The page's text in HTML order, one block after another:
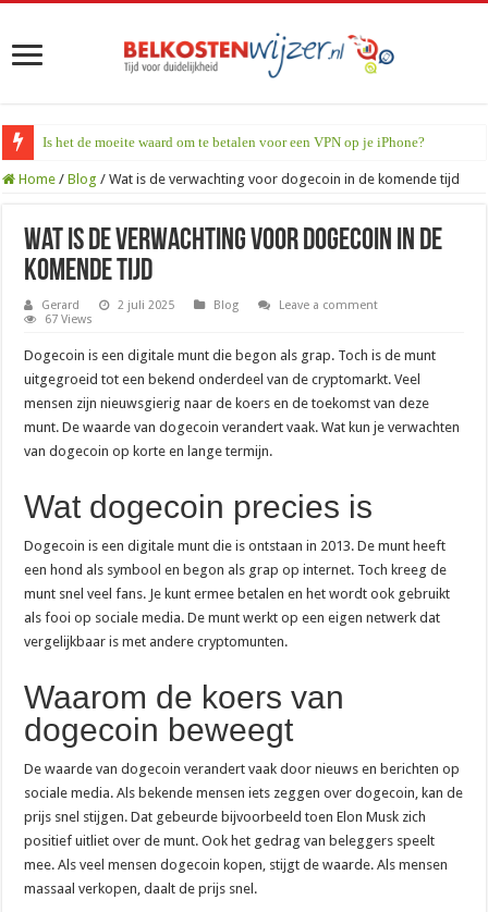
Is het de moeite waard om te betalen voor een VPN op je iPhone?
Home / Blog / Wat is de verwachting voor dogecoin in de komende tijd
Wat is de verwachting voor dogecoin in de
komende tijd
Gerard 2 juli 2025 Blog
Leave a comment
67 Views
Dogecoin is een digitale munt die begon als grap. Toch is de munt
uitgegroeid tot een bekend onderdeel van de cryptomarkt. Veel
mensen zijn nieuwsgierig naar de koers en de toekomst van deze
munt. De waarde van dogecoin verandert vaak. Wat kun je verwachten
van dogecoin op korte en lange termijn.
Wat dogecoin precies is
Dogecoin is een digitale munt die is ontstaan in 2013. De munt heeft
een hond als symbool en begon als grap op internet. Toch kreeg de
munt snel veel fans. Je kunt ermee betalen en het wordt ook gebruikt
als fooi op sociale media. De munt werkt op een eigen netwerk dat
vergelijkbaar is met andere cryptomunten.
Waarom de koers van
dogecoin beweegt
De waarde van dogecoin verandert vaak door nieuws en berichten op
sociale media. Als bekende mensen iets zeggen over dogecoin, kan de
prijs snel stijgen. Dat gebeurde bijvoorbeeld toen Elon Musk zich
positief uitliet over de munt. Ook het gedrag van beleggers speelt
mee. Als veel mensen dogecoin kopen, stijgt de waarde. Als mensen
massaal verkopen, daalt de prijs snel.